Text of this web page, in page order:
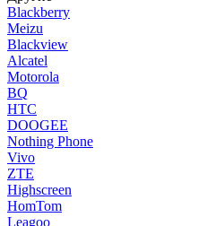
Blackberry
Meizu
Blackview
Alcatel
Motorola
BQ
HTC
DOOGEE
Nothing Phone
Vivo
ZTE
Highscreen
HomTom
Leagoo